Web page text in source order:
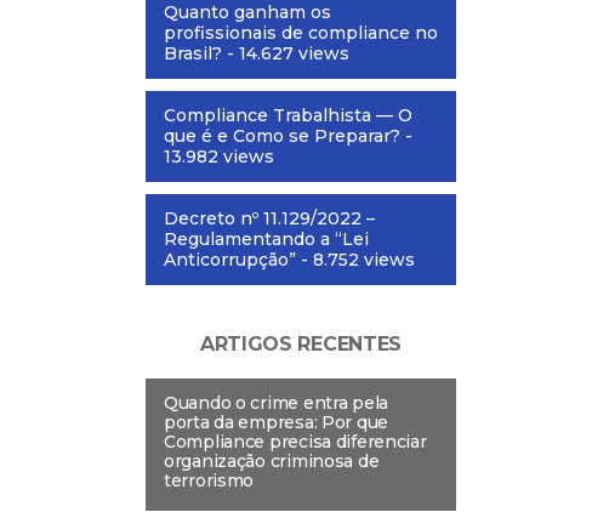
Quanto ganham os
profissionais de compliance no
Brasil? - 14.627 views
Compliance Trabalhista — O
que é e Como se Preparar? -
13.982 views
Decreto nº 11.129/2022 –
Regulamentando a “Lei
Anticorrupção” - 8.752 views
ARTIGOS RECENTES
Quando o crime entra pela
porta da empresa: Por que
Compliance precisa diferenciar
organização criminosa de
terrorismo